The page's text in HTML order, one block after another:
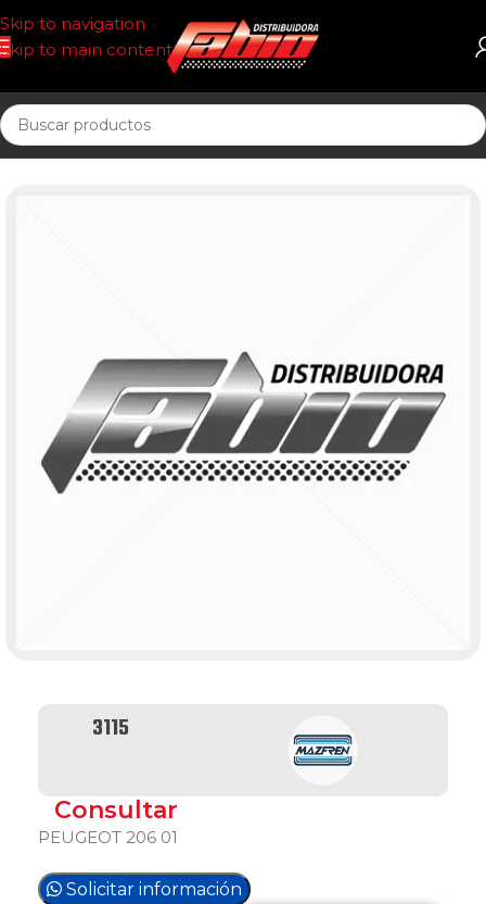
Skip to navigation
Skip to main content
Inicio PASTILLAS DE FRENO
3115
Consultar
PEUGEOT 206 01
Solicitar información